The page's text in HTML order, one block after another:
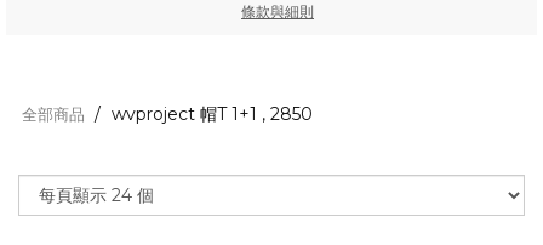
條款與細則
全部商品 wvproject 帽T 1+1 , 2850